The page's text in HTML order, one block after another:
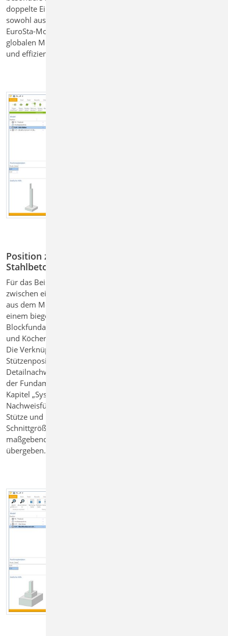
doppelte Eingaben oder Medienbrüche. Die Übergabe kann
sowohl aus BauStatik-Positionen als auch aus MicroFe- oder
EuroSta-Modellen erfolgen. Damit gelingt der Übergang vom
globalen Modell zum lokalen statischen Nachweis nahtlos
und effizient.
Position zum Detailnachweis Beispiel für
Stahlbeton-Stütze mit Einzelfundament
Für das Beispiel wird eine klassische Verbindungssituation
zwischen einer Stahlbeton-Eckstütze nach Theorie II. Ordnung
aus dem Modul „U411.de Stahlbeton-Stützensystem“ und
einem biegesteif angeschlossenen Stahlbeton-
Blockfundament mit dem „Modul S511.de Stahlbeton-Einzel-
und Köcherfundament, exzentrische Belastung“ betrachtet.
Die Verknüpfung der beiden Positionen erfolgt aus der
Stützenposition heraus: Es wird eine Übergabe für die
Detailnachweis-Position inklusive Modulangabe erzeugt. In
der Fundamentposition wird die Verbindung zur Stütze im
Kapitel „System“ erstellt. In der Folge sind für die Detail-
Nachweisführung keine wesentlichen weiteren Eingaben zur
Stütze und Belastung erforderlich. Die maßgebenden
Schnittgrößen auf Bemessungsniveau werden inklusive der
maßgebenden Kombinationen für die Fundamentnachweise
übergeben.